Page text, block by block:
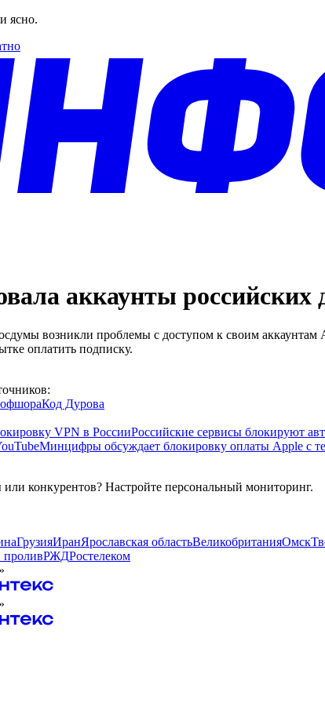
ясно.
аккаунты российских
возникли проблемы с доступом к своим
оплатить подписку.
Код Дурова
VPN в РоссииРоссийские сервисы блокируют
Минцифры обсуждает блокировку оплаты Apple с
конкурентов? Настройте персональный мониторинг.
ГрузияИранЯрославская областьВеликобританияОмск
проливРЖДРостелеком